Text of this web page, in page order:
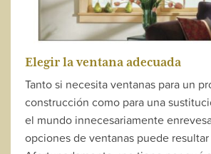
Elegir la ventana adecuada
Tanto si necesita ventanas para un
construcción como para una
el mundo innecesariamente
opciones de ventanas puede